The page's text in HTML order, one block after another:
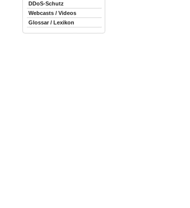
DDoS-Schutz
Webcasts / Videos
Glossar / Lexikon